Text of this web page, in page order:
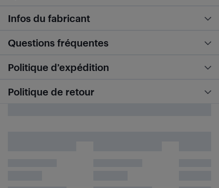
Infos du fabricant
Questions fréquentes
Politique d’expédition
Politique de retour